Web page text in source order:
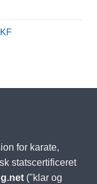
for karate,
statscertificeret
("klar og